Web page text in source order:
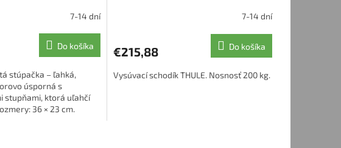
7-14 dní
Do košíka
stúpačka – ľahká,
úsporná s
stupňami, ktorá uľahčí
36 × 23 cm.
7-14 dní
€215,88 Do košíka
Vysúvací schodík THULE. Nosnosť 200 kg.